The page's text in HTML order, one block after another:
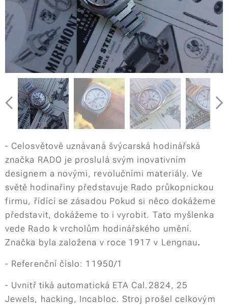
- Celosvětově uznávaná švýcarská hodinářská
značka RADO je proslulá svým inovativním
designem a novými, revolučními materiály. Ve
světě hodinařiny představuje Rado průkopnickou
firmu, řídící se zásadou Pokud si něco dokážeme
představit, dokážeme to i vyrobit. Tato myšlenka
vede Rado k vrcholům hodinářského umění.
Značka byla založena v roce 1917 v Lengnau.
- Referenční číslo: 11950/1
- Uvnitř tiká automatická ETA Cal.2824, 25
Jewels, hacking, Incabloc. Stroj prošel celkovým